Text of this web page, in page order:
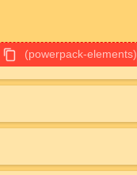
(powerpack-elements)